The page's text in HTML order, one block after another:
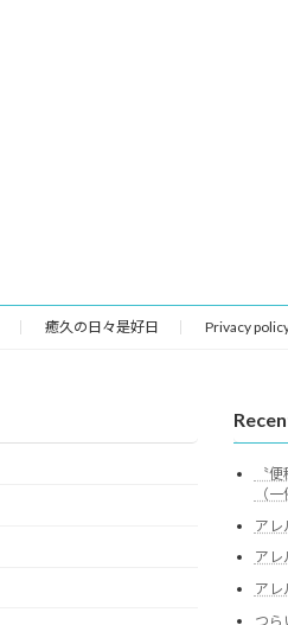
癒久の日々是好日 Privacy
〝
（一
アレ
アレ
アレ
つら